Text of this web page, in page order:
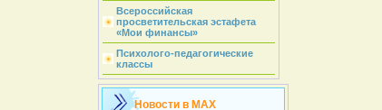
Всероссийская
просветительская эстафета
«Мои финансы»
Психолого-педагогические
классы
Новости в MAX